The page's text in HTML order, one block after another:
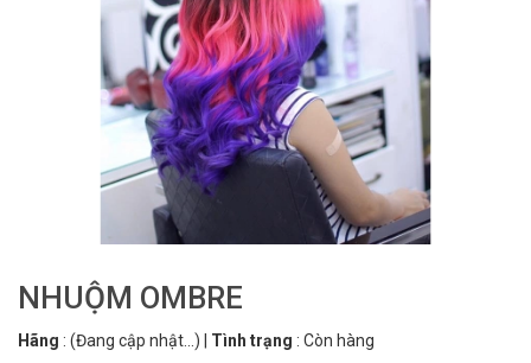
NHUỘM OMBRE
Hãng : (Đang cập nhật...) Tình trạng : Còn hàng